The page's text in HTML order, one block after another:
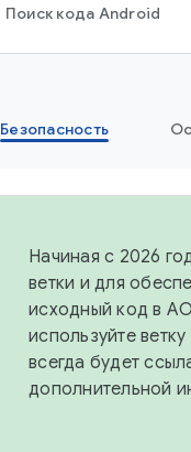
Поиск кода Android
Безопасность
Начиная с 2026
ветки и для
исходный код в
используйте ветку
всегда будет
дополнительной